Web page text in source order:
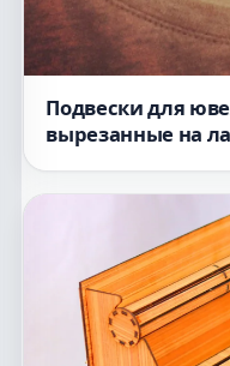
Подвески для
вырезанные на